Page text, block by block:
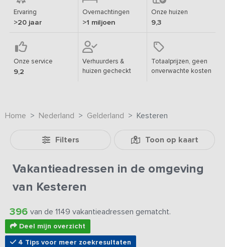
Ervaring
>20 jaar
Overnachtingen
>1 miljoen
Onze huizen
9,3
Onze service
9,2
Verhuurders &
huizen gecheckt
Totaalprijzen, geen
onverwachte kosten
Home Nederland Gelderland Kesteren
Filters Toon op kaart
Vakantieadressen in de omgeving
van Kesteren
396 van de 1149 vakantieadressen gematcht.
Deel mijn overzicht
4 Tips voor meer zoekresultaten